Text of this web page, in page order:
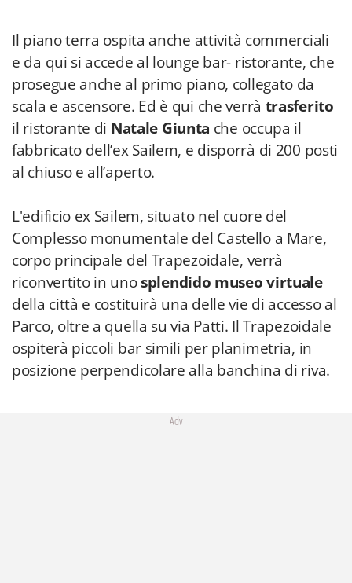
Il piano terra ospita anche attività commerciali
e da qui si accede al lounge bar- ristorante, che
prosegue anche al primo piano, collegato da
scala e ascensore. Ed è qui che verrà trasferito
il ristorante di Natale Giunta che occupa il
fabbricato dell’ex Sailem, e disporrà di 200 posti
al chiuso e all’aperto.
L'edificio ex Sailem, situato nel cuore del
Complesso monumentale del Castello a Mare,
corpo principale del Trapezoidale, verrà
riconvertito in unosplendido museo virtuale
della città e costituirà una delle vie di accesso al
Parco, oltre a quella su via Patti. Il Trapezoidale
ospiterà piccoli bar simili per planimetria, in
posizione perpendicolare alla banchina di riva.
Adv